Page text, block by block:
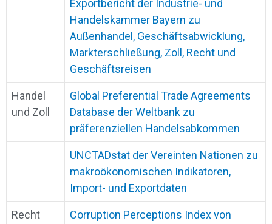
Exportbericht der Industrie- und
Handelskammer Bayern zu
Außenhandel, Geschäftsabwicklung,
Markterschließung, Zoll, Recht und
Geschäftsreisen
Handel
und Zoll
Global Preferential Trade Agreements
Database der Weltbank zu
präferenziellen Handelsabkommen
UNCTADstat der Vereinten Nationen zu
makroökonomischen Indikatoren,
Import- und Exportdaten
Recht
Corruption Perceptions Index von